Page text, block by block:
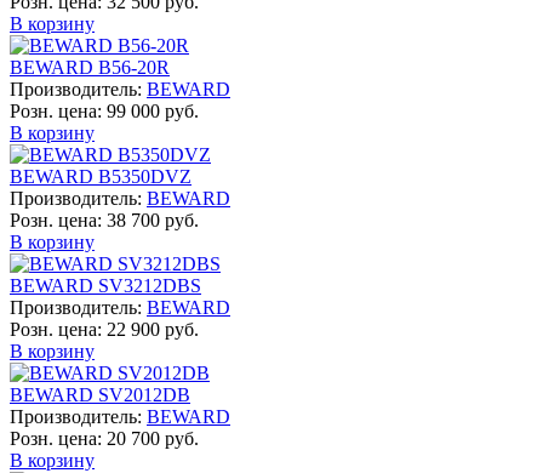
В корзину
BEWARD B56-20R
Производитель: BEWARD
Розн. цена: 99 000 руб.
В корзину
BEWARD B5350DVZ
Производитель: BEWARD
Розн. цена: 38 700 руб.
В корзину
BEWARD SV3212DBS
Производитель: BEWARD
Розн. цена: 22 900 руб.
В корзину
BEWARD SV2012DB
Производитель: BEWARD
Розн. цена: 20 700 руб.
В корзину